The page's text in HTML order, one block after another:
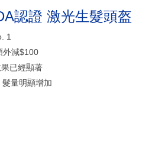
認證 激光生髮頭盔
1
外減$100
已經顯著
量明顯增加